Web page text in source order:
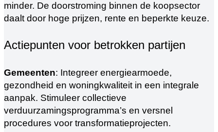
minder. De doorstroming binnen de koopsector
daalt door hoge prijzen, rente en beperkte keuze.
Actiepunten voor betrokken partijen
Gemeenten: Integreer energiearmoede,
gezondheid en woningkwaliteit in een integrale
aanpak. Stimuleer collectieve
verduurzamingsprogramma’s en versnel
procedures voor transformatieprojecten.